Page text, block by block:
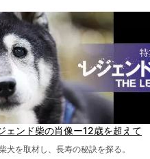
ェンド柴の肖像ー12歳を超えて
犬を取材し、長寿の秘訣を探る。